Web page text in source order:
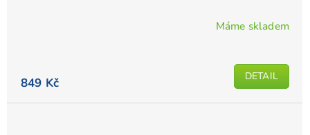
Máme skladem
849 Kč DETAIL